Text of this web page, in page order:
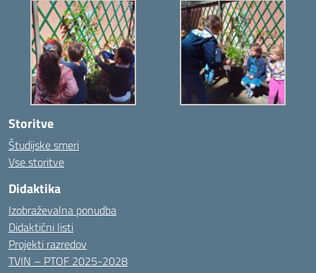
Storitve
Študijske smeri
Vse storitve
Didaktika
Izobraževalna ponudba
Didaktični listi
Projekti razredov
TVIN – PTOF 2025-2028